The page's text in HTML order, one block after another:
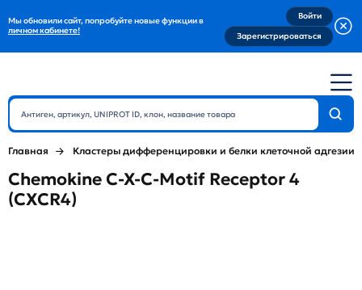
Мы обновили сайт, попробуйте новые функции в
личном кабинете!
Войти
Зарегистрироваться
Главная Кластеры дифференцировки и белки клеточной адгезии
Chemokine C-X-C-Motif Receptor 4
(CXCR4)